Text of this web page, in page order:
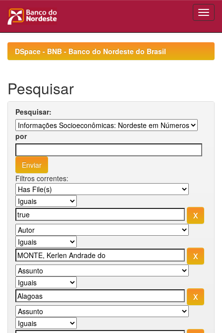
navigationDSpace - BNB - Banco do Nordeste do Brasil
Pesquisar
Pesquisar:
por
Filtros correntes: